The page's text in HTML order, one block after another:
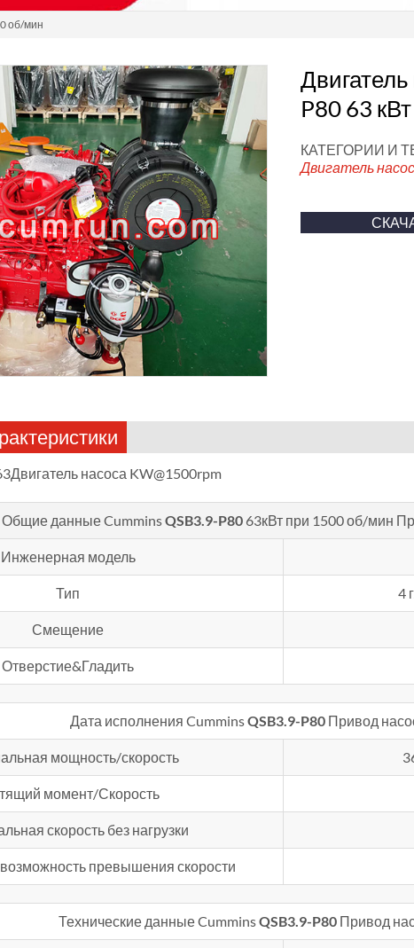
об/мин
P80 63
КАТЕГОРИИ И
Двигатель
насоса KW@1500rpm
Общие данные CumminsQSB3.9-P80 63кВт при 1500 об/мин
Инженерная модель
Тип 4
Смещение
Отверстие&Гладить
Дата исполнения CumminsQSB3.9-P80 Привод
мощность/скорость
момент/Скорость
скорость без нагрузки
превышения скорости
Технические данные CumminsQSB3.9-P80 Привод